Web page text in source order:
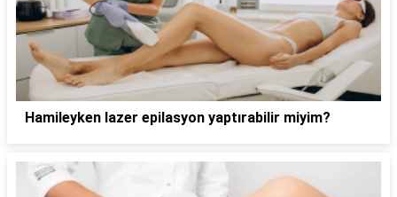
Hamileyken lazer epilasyon yaptırabilir miyim?